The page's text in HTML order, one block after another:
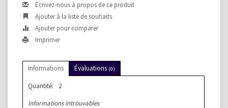
Écrivez-nous à propos de ce produit
Ajouter à la liste de souhaits
Ajouter pour comparer
Imprimer
Informations Évaluations (0)
Quantité:
2
Informations introuvables